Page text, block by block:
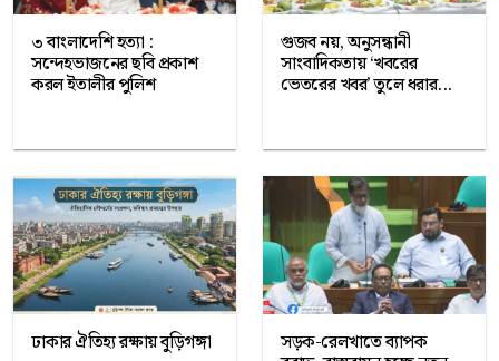
৩ বাংলাদেশি হত্যা :
সন্দেহভাজনের ছবি প্রকাশ
করল ইতালীর পুলিশ
গুজব নয়, অনুসন্ধানী
সাংবাদিকতায় ‘খবরের
ভেতরের খবর’ তুলে ধরার...
ঢাকার ঐতিহ্য রক্ষায় বুড়িগঙ্গা সড়ক-রেলখাতে ব্যাপক